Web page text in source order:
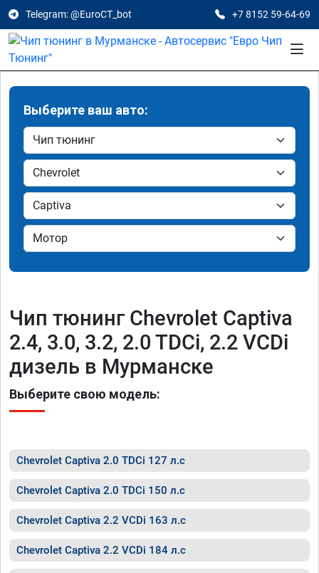
Telegram: @EuroCT_bot +7 8152 59-64-69
Выберите ваш авто:
Чип тюнинг Chevrolet Captiva
2.4, 3.0, 3.2, 2.0 TDCi, 2.2 VCDi
дизель в Мурманске
Выберите свою модель:
Chevrolet Captiva 2.0 TDCi 127 л.с
Chevrolet Captiva 2.0 TDCi 150 л.с
Chevrolet Captiva 2.2 VCDi 163 л.с
Chevrolet Captiva 2.2 VCDi 184 л.с